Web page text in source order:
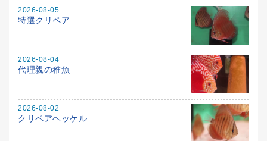
2026-08-05
特選クリペア
2026-08-04
代理親の稚魚
2026-08-02
クリペアヘッケル